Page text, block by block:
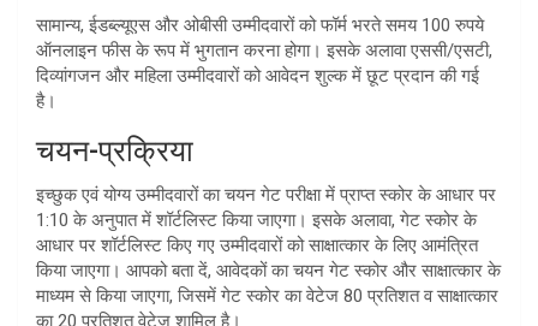
सामान्य, ईडब्ल्यूएस और ओबीसी उम्मीदवारों को फॉर्म भरते समय 100 रुपये
ऑनलाइन फीस के रूप में भुगतान करना होगा। इसके अलावा एससी/एसटी,
दिव्यांगजन और महिला उम्मीदवारों को आवेदन शुल्क में छूट प्रदान की गई
है।
चयन-प्रक्रिया
इच्छुक एवं योग्य उम्मीदवारों का चयन गेट परीक्षा में प्राप्त स्कोर के आधार पर
1:10 के अनुपात में शॉर्टलिस्ट किया जाएगा। इसके अलावा, गेट स्कोर के
आधार पर शॉर्टलिस्ट किए गए उम्मीदवारों को साक्षात्कार के लिए आमंत्रित
किया जाएगा। आपको बता दें, आवेदकों का चयन गेट स्कोर और साक्षात्कार के
माध्यम से किया जाएगा, जिसमें गेट स्कोर का वेटेज 80 प्रतिशत व साक्षात्कार
का 20 प्रतिशत वेटेज शामिल है।